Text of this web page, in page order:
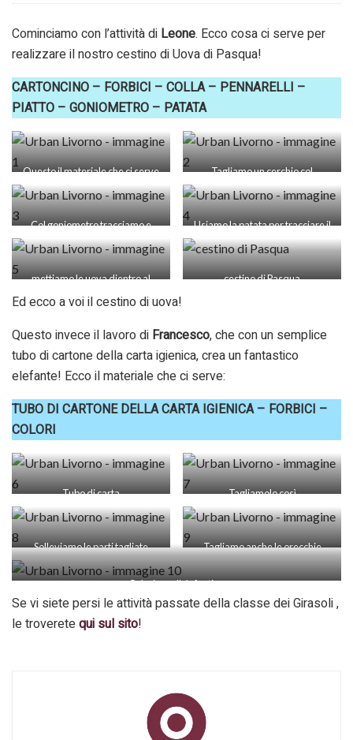
Cominciamo con l’attività di Leone. Ecco cosa ci serve per
realizzare il nostro cestino di Uova di Pasqua!
CARTONCINO – FORBICI – COLLA – PENNARELLI –
PIATTO – GONIOMETRO – PATATA
Questo il materiale che ci serve
Tagliamo un cerchio col
cartoncino
Col goniometro tracciamo e
ritagliamoi manici del cestino
Usiamo la patata per tracciare il
contorno delle uova
mettiamo le uova dientro al
cestino e coloriamole
cestino di Pasqua
Ed ecco a voi il cestino di uova!
Questo invece il lavoro di Francesco, che con un semplice
tubo di cartone della carta igienica, crea un fantastico
elefante! Ecco il materiale che ci serve:
TUBO DI CARTONE DELLA CARTA IGIENICA – FORBICI –
COLORI
Tubo di carta Tagliamolo così
Solleviamo le parti tagliate Tagliamo anche le orecchie
Coloriamo l’elefantino
Se vi siete persi le attività passate della classe dei Girasoli ,
le troveretequi sul sito!